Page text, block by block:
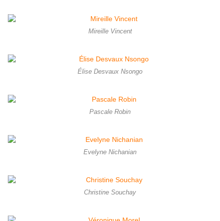
Mireille Vincent
Élise Desvaux Nsongo
Pascale Robin
Evelyne Nichanian
Christine Souchay